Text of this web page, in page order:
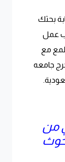
بحثك
عمل
مع
جامعه
من